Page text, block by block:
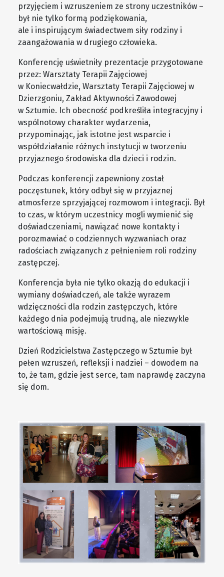
przyjęciem i wzruszeniem ze strony uczestników –
był nie tylko formą podziękowania,
ale i inspirującym świadectwem siły rodziny i
zaangażowania w drugiego człowieka.
Konferencję uświetniły prezentacje przygotowane
przez: Warsztaty Terapii Zajęciowej
w Koniecwałdzie, Warsztaty Terapii Zajęciowej w
Dzierzgoniu, Zakład Aktywności Zawodowej
w Sztumie. Ich obecność podkreśliła integracyjny i
wspólnotowy charakter wydarzenia,
przypominając, jak istotne jest wsparcie i
współdziałanie różnych instytucji w tworzeniu
przyjaznego środowiska dla dzieci i rodzin.
Podczas konferencji zapewniony został
poczęstunek, który odbył się w przyjaznej
atmosferze sprzyjającej rozmowom i integracji. Był
to czas, w którym uczestnicy mogli wymienić się
doświadczeniami, nawiązać nowe kontakty i
porozmawiać o codziennych wyzwaniach oraz
radościach związanych z pełnieniem roli rodziny
zastępczej.
Konferencja była nie tylko okazją do edukacji i
wymiany doświadczeń, ale także wyrazem
wdzięczności dla rodzin zastępczych, które
każdego dnia podejmują trudną, ale niezwykle
wartościową misję.
Dzień Rodzicielstwa Zastępczego w Sztumie był
pełen wzruszeń, refleksji i nadziei – dowodem na
to, że tam, gdzie jest serce, tam naprawdę zaczyna
się dom.